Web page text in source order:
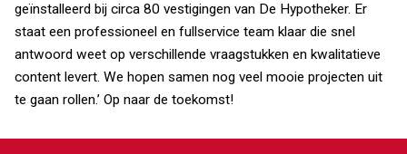
geïnstalleerd bij circa 80 vestigingen van De Hypotheker. Er
staat een professioneel en fullservice team klaar die snel
antwoord weet op verschillende vraagstukken en kwalitatieve
content levert. We hopen samen nog veel mooie projecten uit
te gaan rollen.’ Op naar de toekomst!